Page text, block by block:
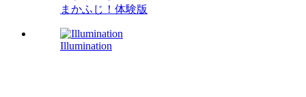
まかふじ！体験版
Illumination